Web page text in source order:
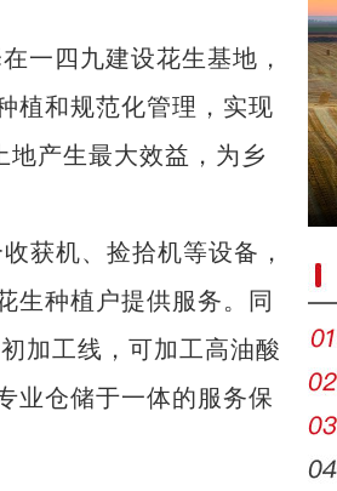
一四九建设花生基地，
植和规范化管理，实现
产生最大效益，为乡
获机、捡拾机等设备，
生种植户提供服务。同
加工线，可加工高油酸
业仓储于一体的服务保